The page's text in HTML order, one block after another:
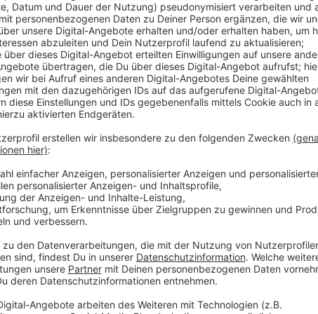
Insgesamt haben die Tester 40 Standorte
ein mittelmäßiges Ergebnis erreicht. Ein Kritikpunkt
sind. Demnach waren die Produkte in den
Vergleich zu einer Stichprobe nahegelegener
für Menschen, die in ihrer Bewegung
ADAC für den Zustand der Sanitäranlagen. Hier
gut" oder "gut" bewertet.
Weitere Infos und Links zum Thema
Anzeige
Hier informiert der ADAC: